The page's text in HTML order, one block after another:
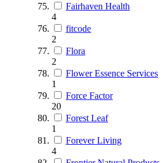
Fairhaven Health
4
fitcode
2
Flora
2
Flower Essence Services
1
Force Factor
20
Forest Leaf
1
Forever Living
4